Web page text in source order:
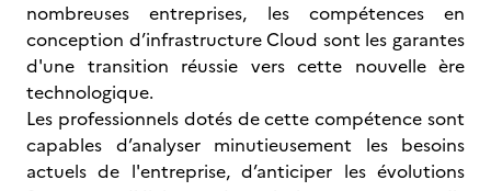
nombreuses entreprises, les compétences en
conception d’infrastructure Cloud sont les garantes
d'une transition réussie vers cette nouvelle ère
technologique.
Les professionnels dotés de cette compétence sont
capables d’analyser minutieusement les besoins
actuels de l'entreprise, d’anticiper les évolutions